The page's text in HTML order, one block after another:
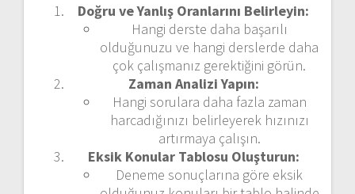
Doğru ve Yanlış Oranlarını Belirleyin:
Hangi derste daha başarılı
olduğunuzu ve hangi derslerde daha
çok çalışmanız gerektiğini görün.
Zaman Analizi Yapın:
Hangi sorulara daha fazla zaman
harcadığınızı belirleyerek hızınızı
artırmaya çalışın.
Eksik Konular Tablosu Oluşturun:
Deneme sonuçlarına göre eksik